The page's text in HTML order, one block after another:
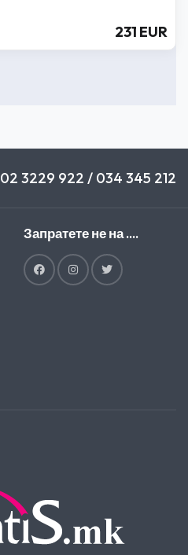
231 EUR
02 3229 922 / 034 345 212
Запратете не на ....